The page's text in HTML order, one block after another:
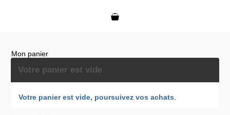
Mon panier
Votre panier est vide
Votre panier est vide, poursuivez vos achats